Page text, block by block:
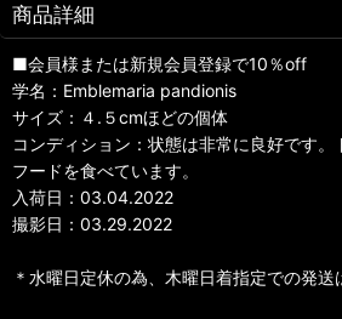
商品詳細
■会員様または新規会員登録で10％off
学名：Emblemaria pandionis
サイズ：４.５cmほどの個体
コンディション：状態は非常に良好です。
フードを食べています。
入荷日：03.04.2022
撮影日：03.29.2022
＊水曜日定休の為、木曜日着指定での発送